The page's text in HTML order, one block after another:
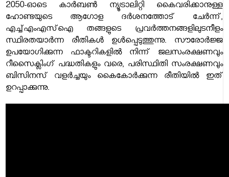
2050-ഓടെ കാർബൺ ന്യൂട്രാലിറ്റി കൈവരിക്കാനുള്ള
ഹോണ്ടയുടെ ആഗോള ദർശനത്തോട് ചേർന്ന്,
എച്ച്എംഎസ്‌ഐ തങ്ങളുടെ പ്രവർത്തനങ്ങളിലുടനീളം
സ്ഥിരതയാർന്ന രീതികൾ ഉൾപ്പെടുത്തുന്നു. സൗരോർജ്ജ
ഉപയോഗിക്കുന്ന ഫാക്ടറികളിൽ നിന്ന് ജലസംരക്ഷണവും
റീസൈക്ലിംഗ് പദ്ധതികളും വരെ, പരിസ്ഥിതി സംരക്ഷണവും
ബിസിനസ് വളർച്ചയും കൈകോർക്കുന്ന രീതിയിൽ ഇത്
ഉറപ്പാക്കുന്നു.